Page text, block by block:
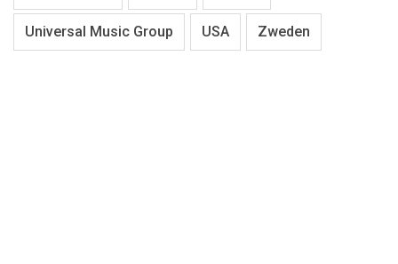
Universal Music Group USA Zweden